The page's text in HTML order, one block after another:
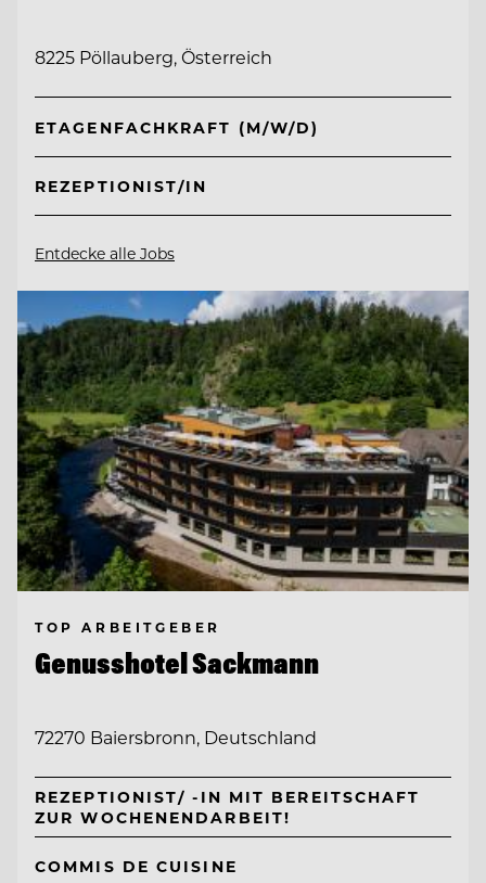
8225 Pöllauberg, Österreich
ETAGENFACHKRAFT (M/W/D)
REZEPTIONIST/IN
Entdecke alle Jobs
TOP ARBEITGEBER
Genusshotel Sackmann
72270 Baiersbronn, Deutschland
REZEPTIONIST/ -IN MIT BEREITSCHAFT
ZUR WOCHENENDARBEIT!
COMMIS DE CUISINE